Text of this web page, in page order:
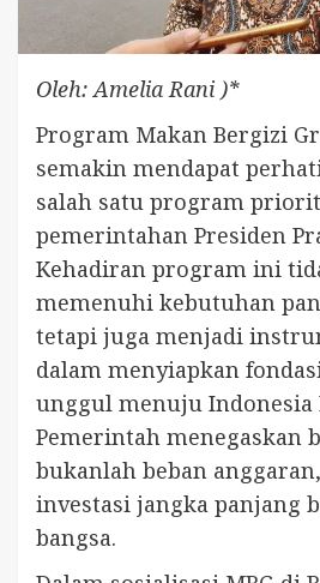
Oleh: Amelia Rani )*
Program Makan Bergizi
semakin mendapat
salah satu program
pemerintahan Presiden
Kehadiran program ini
memenuhi kebutuhan
tetapi juga menjadi
dalam menyiapkan
unggul menuju Indonesia
Pemerintah menegaskan
bukanlah beban
investasi jangka panjang
bangsa.